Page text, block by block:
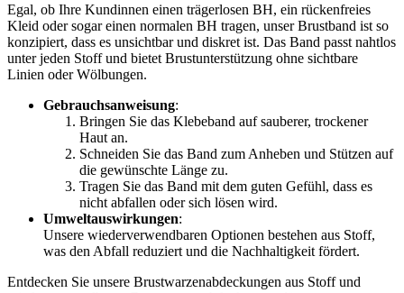
Egal, ob Ihre Kundinnen einen trägerlosen BH, ein rückenfreies
Kleid oder sogar einen normalen BH tragen, unser Brustband ist so
konzipiert, dass es unsichtbar und diskret ist. Das Band passt nahtlos
unter jeden Stoff und bietet Brustunterstützung ohne sichtbare
Linien oder Wölbungen.
Gebrauchsanweisung:
Bringen Sie das Klebeband auf sauberer, trockener
Haut an.
Schneiden Sie das Band zum Anheben und Stützen auf
die gewünschte Länge zu.
Tragen Sie das Band mit dem guten Gefühl, dass es
nicht abfallen oder sich lösen wird.
Umweltauswirkungen:
Unsere wiederverwendbaren Optionen bestehen aus Stoff,
was den Abfall reduziert und die Nachhaltigkeit fördert.
Entdecken Sie unsere Brustwarzenabdeckungen aus Stoff und